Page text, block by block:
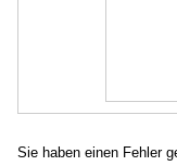
Sie haben einen Fehler